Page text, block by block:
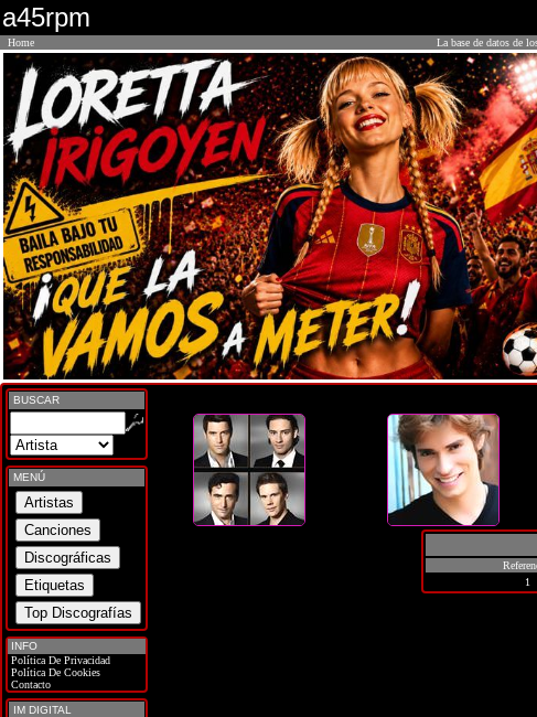
a45rpm
Home La base de datos de
BUSCAR
MENÚ
INFO
Política De Privacidad
Política De Cookies
Contacto
IM DIGITAL
1